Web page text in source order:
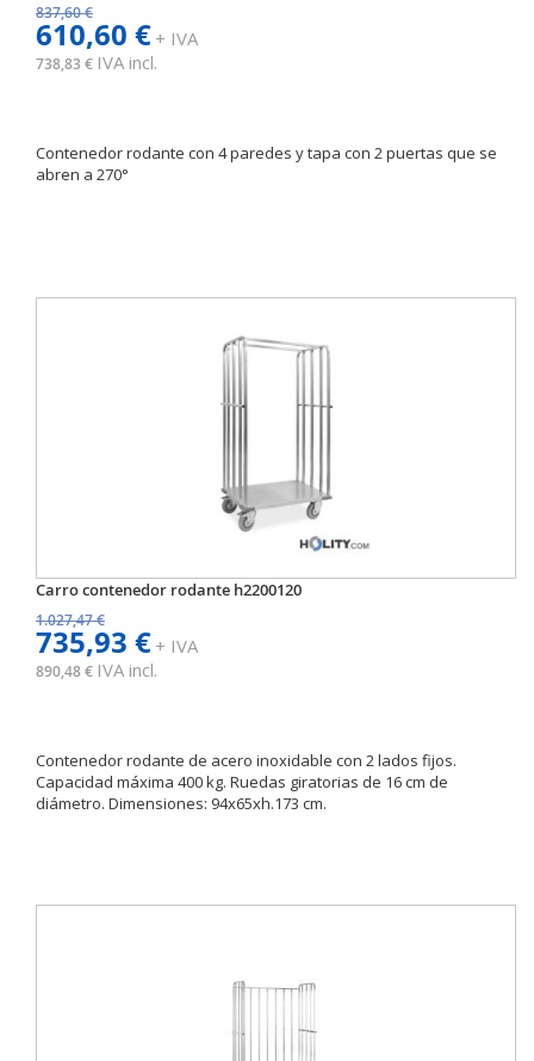
837,60 €
610,60 €+ IVA
738,83 € IVA incl.
Contenedor rodante con 4 paredes y tapa con 2 puertas que se
abren a 270°
Carro contenedor rodante h2200120
1.027,47 €
735,93 €+ IVA
890,48 € IVA incl.
Contenedor rodante de acero inoxidable con 2 lados fijos.
Capacidad máxima 400 kg. Ruedas giratorias de 16 cm de
diámetro. Dimensiones: 94x65xh.173 cm.